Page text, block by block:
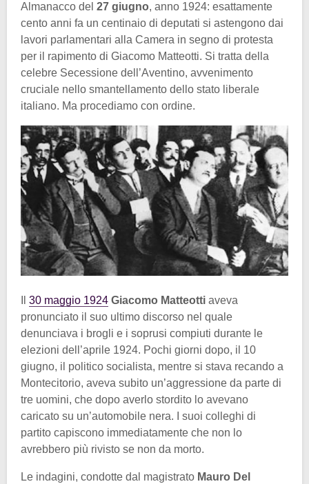
Almanacco del 27 giugno, anno 1924: esattamente
cento anni fa un centinaio di deputati si astengono dai
lavori parlamentari alla Camera in segno di protesta
per il rapimento di Giacomo Matteotti. Si tratta della
celebre Secessione dell’Aventino, avvenimento
cruciale nello smantellamento dello stato liberale
italiano. Ma procediamo con ordine.
30 maggio 1924 Giacomo Matteotti aveva
pronunciato il suo ultimo discorso nel quale
denunciava i brogli e i soprusi compiuti durante le
elezioni dell’aprile 1924. Pochi giorni dopo, il 10
giugno, il politico socialista, mentre si stava recando a
Montecitorio, aveva subito un’aggressione da parte di
tre uomini, che dopo averlo stordito lo avevano
caricato su un’automobile nera. I suoi colleghi di
partito capiscono immediatamente che non lo
avrebbero più rivisto se non da morto.
Le indagini, condotte dal magistrato Mauro Del